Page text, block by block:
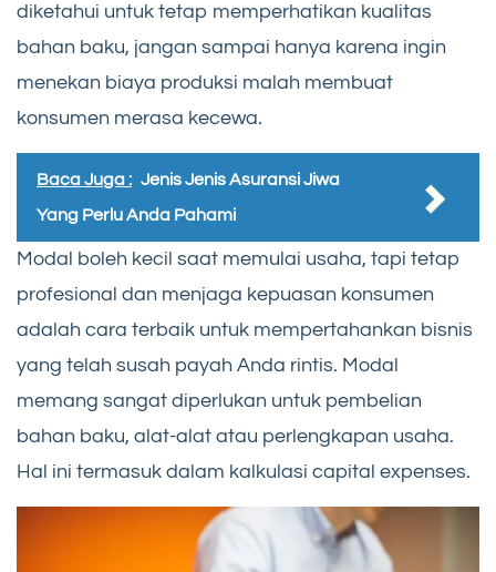
diketahui untuk tetap memperhatikan kualitas
bahan baku, jangan sampai hanya karena ingin
menekan biaya produksi malah membuat
konsumen merasa kecewa.
Baca Juga : Jenis Jenis Asuransi Jiwa
Yang Perlu Anda Pahami
Modal boleh kecil saat memulai usaha, tapi tetap
profesional dan menjaga kepuasan konsumen
adalah cara terbaik untuk mempertahankan bisnis
yang telah susah payah Anda rintis. Modal
memang sangat diperlukan untuk pembelian
bahan baku, alat-alat atau perlengkapan usaha.
Hal ini termasuk dalam kalkulasi capital expenses.